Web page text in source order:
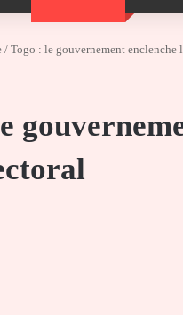
/ Togo : le gouvernement enclenche